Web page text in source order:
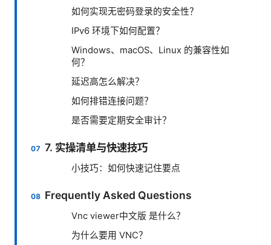
如何实现无密码登录的安全性？
IPv6 环境下如何配置？
Windows、macOS、Linux 的兼容性如
何？
延迟高怎么解决？
如何排错连接问题？
是否需要定期安全审计？
7. 实操清单与快速技巧
小技巧：如何快速记住要点
Frequently Asked Questions
Vnc viewer中文版 是什么？
为什么要用 VNC？